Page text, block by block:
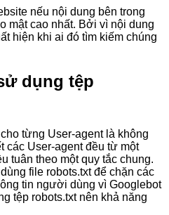
nếu nội dung bên trong
mật cao nhất. Bởi vì nội dung
hiện khi ai đó tìm kiếm chúng
dụng tệp
từng User-agent là không
các User-agent đều từ một
tuân theo một quy tắc chung.
file robots.txt để chặn các
tin người dùng vì Googlebot
tệp robots.txt nên khả năng